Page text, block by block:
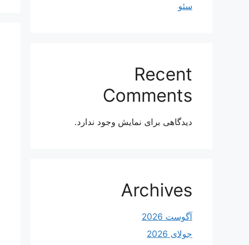
سئو
Recent
Comments
دیدگاهی برای نمایش وجود ندارد.
Archives
آگوست 2026
جولای 2026